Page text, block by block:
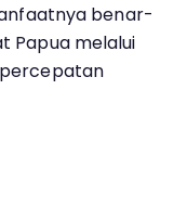
benar-
Papua melalui